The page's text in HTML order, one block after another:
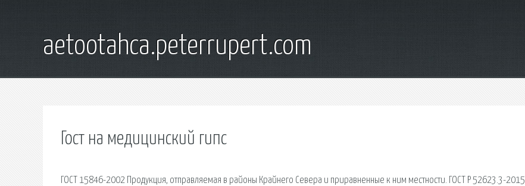
aetootahca.peterrupert.com
Гост на медицинский гипс
ГОСТ 15846-2002 Продукция, отправляемая в районы Крайнего Севера и приравненные к ним местности. ГОСТ Р 52623.3-2015